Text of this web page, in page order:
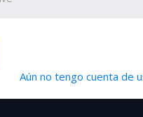
Aún no tengo cuenta de